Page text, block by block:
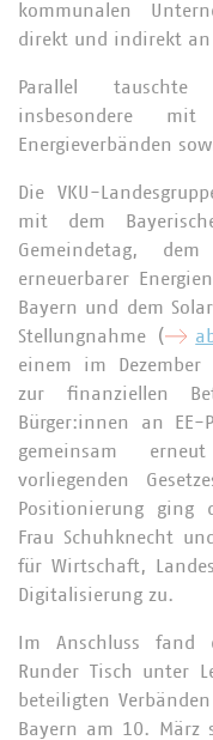
kommunalen
direkt und indirekt
Parallel tauschte
insbesondere
Energieverbänden
Die VKU-
mit dem
Gemeindetag,
erneuerbarer
Bayern und dem
Stellungnahme (
einem im Dezember
zur finanziellen
Bürger:innen an
gemeinsam
vorliegenden
Positionierung ging
Frau Schuhknecht
für Wirtschaft,
Digitalisierung zu.
Im Anschluss fand
Runder Tisch unter
beteiligten
Bayern am 10. März